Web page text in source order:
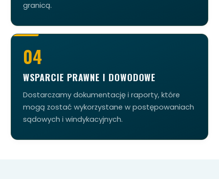
granicą.
04
WSPARCIE PRAWNE I DOWODOWE
Dostarczamy dokumentację i raporty, które
mogą zostać wykorzystane w postępowaniach
sądowych i windykacyjnych.